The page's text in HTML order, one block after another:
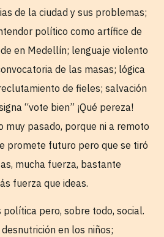
de la ciudad y sus problemas;
político como artífice de
en Medellín; lenguaje violento
de las masas; lógica
de fieles; salvación
“vote bien” ¡Qué pereza!
muy pasado, porque ni a remoto
promete futuro pero que se tiró
mucha fuerza, bastante
fuerza que ideas.
pero, sobre todo, social.
en los niños;